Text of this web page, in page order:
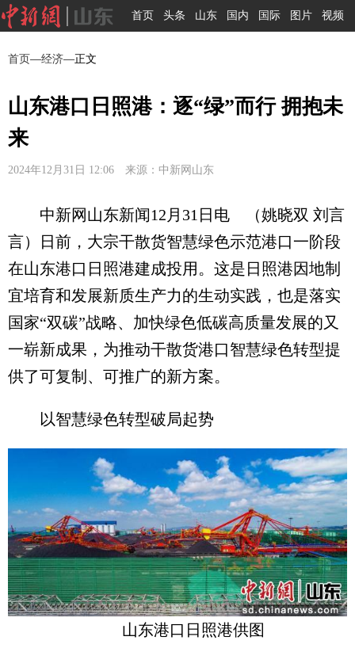
首页 头条 山东 国内 国际 图片 视频
首页—经济—正文
山东港口日照港：逐“绿”而行 拥抱未
来
2024年12月31日 12:06 来源：中新网山东
中新网山东新闻12月31日电 （姚晓双 刘言
言）日前，大宗干散货智慧绿色示范港口一阶段
在山东港口日照港建成投用。这是日照港因地制
宜培育和发展新质生产力的生动实践，也是落实
国家“双碳”战略、加快绿色低碳高质量发展的又
一崭新成果，为推动干散货港口智慧绿色转型提
供了可复制、可推广的新方案。
以智慧绿色转型破局起势
山东港口日照港供图